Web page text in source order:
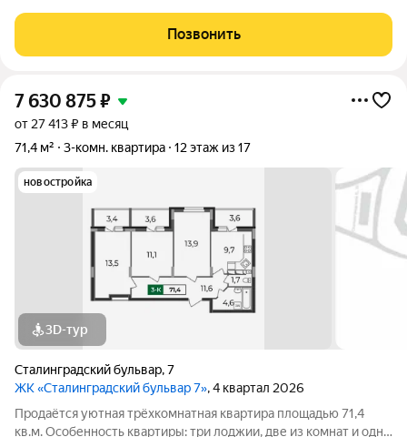
гостиной, гардеробной и двумя лоджиями. Прямая продажа от
застройщика позволит
Позвонить
7 630 875₽
от 27 413 ₽ в месяц
71,4 м²
3-комн. квартира 12 этаж из 17
новостройка
3D-тур
Сталинградский бульвар,7
ЖК «Сталинградский бульвар 7», 4 квартал 2026
Продаётся уютная трёхкомнатная квартира площадью 71,4
кв.м. Особенность квартиры: три лоджии, две из комнат и одна